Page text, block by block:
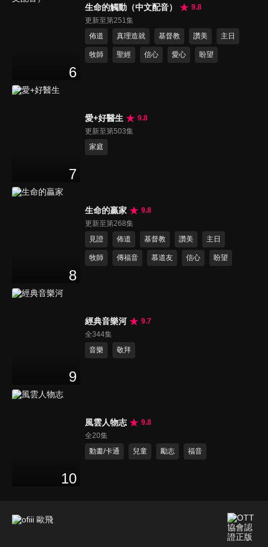
6
生命的觸動（中文配音）
9.8
更新至第251集
佈道
真理造就 基督教 讚美 主日
牧師 聖經 信心 愛心 盼望
7
愛+好醫生
9.8
更新至第503集
家庭
8
生命的贏家
9.8
更新至第268集
見證
佈道 基督教 讚美 主日
牧師 傳福音 慕道友 信心 盼望
9
經典音樂河
9.7
全344集
音樂
敬拜
10
風雲人物志
9.8
全20集
動畫/卡通
兒童 勵志 福音